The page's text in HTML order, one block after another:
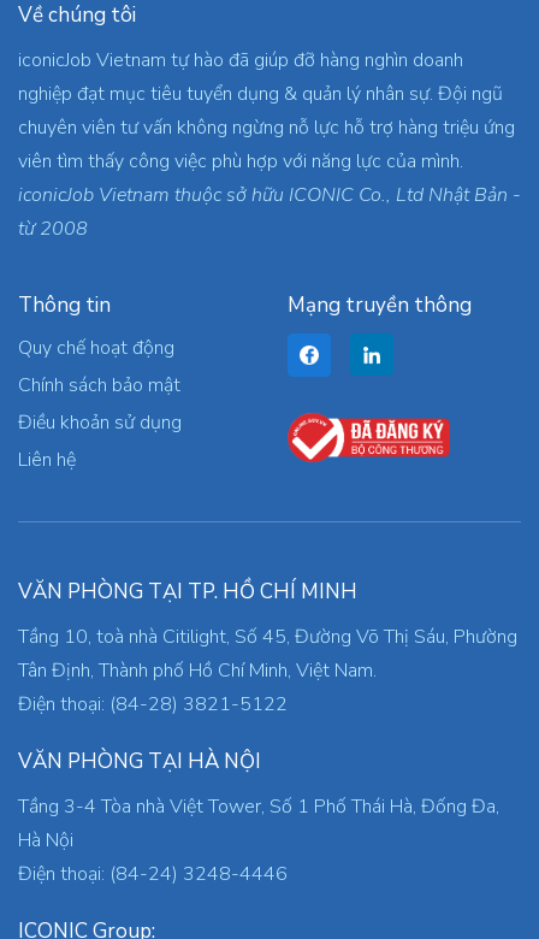
Về chúng tôi
iconicJob Vietnam tự hào đã giúp đỡ hàng nghìn doanh
nghiệp đạt mục tiêu tuyển dụng & quản lý nhân sự. Đội ngũ
chuyên viên tư vấn không ngừng nỗ lực hỗ trợ hàng triệu ứng
viên tìm thấy công việc phù hợp với năng lực của mình.
iconicJob Vietnam thuộc sở hữu ICONIC Co., Ltd Nhật Bản -
từ 2008
Thông tin
Quy chế hoạt động
Chính sách bảo mật
Điều khoản sử dụng
Liên hệ
Mạng truyền thông
VĂN PHÒNG TẠI TP. HỒ CHÍ MINH
Tầng 10, toà nhà Citilight, Số 45, Đường Võ Thị Sáu, Phường
Tân Định, Thành phố Hồ Chí Minh, Việt Nam.
Điện thoại: (84-28) 3821-5122
VĂN PHÒNG TẠI HÀ NỘI
Tầng 3-4 Tòa nhà Việt Tower, Số 1 Phố Thái Hà, Đống Đa,
Hà Nội
Điện thoại: (84-24) 3248-4446
ICONIC Group: